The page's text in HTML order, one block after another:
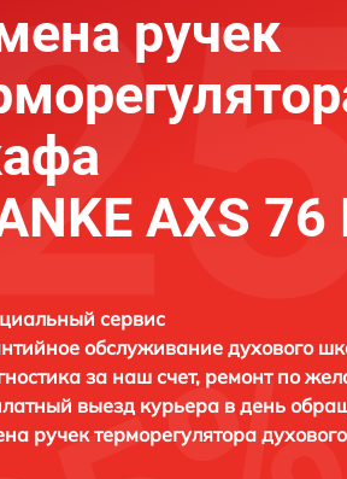
ручек
AXS 76
сервис
обслуживание духового
за наш счет, ремонт по
выезд курьера в день
ручек терморегулятора